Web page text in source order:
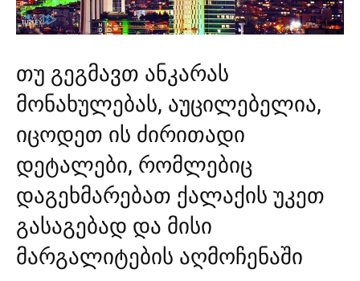
თუ გეგმავთ ანკარას
მონახულებას, აუცილებელია,
იცოდეთ ის ძირითადი
დეტალები, რომლებიც
დაგეხმარებათ ქალაქის უკეთ
გასაგებად და მისი
მარგალიტების აღმოჩენაში